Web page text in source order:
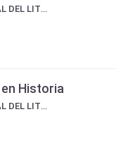
UNL - UNIVERSIDAD NACIONAL DEL LITORAL
Historia
UNL - UNIVERSIDAD NACIONAL DEL LITORAL